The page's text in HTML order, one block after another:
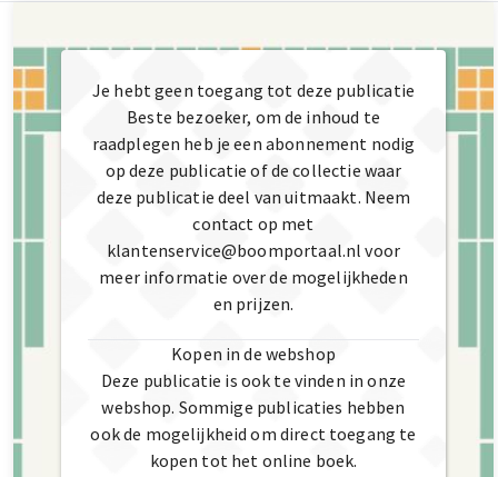
Je hebt geen toegang tot deze publicatie
Beste bezoeker, om de inhoud te
raadplegen heb je een abonnement nodig
op deze publicatie of de collectie waar
deze publicatie deel van uitmaakt. Neem
contact op met
klantenservice@boomportaal.nl voor
meer informatie over de mogelijkheden
en prijzen.
Kopen in de webshop
Deze publicatie is ook te vinden in onze
webshop. Sommige publicaties hebben
ook de mogelijkheid om direct toegang te
kopen tot het online boek.